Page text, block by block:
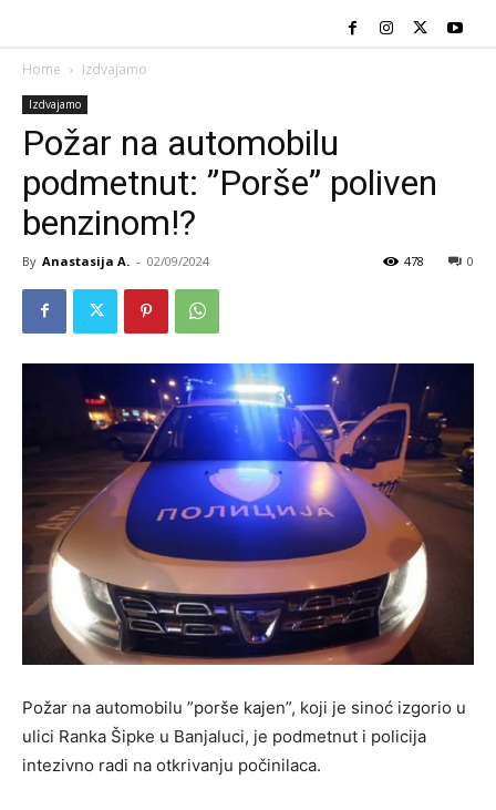
Home Izdvajamo
Izdvajamo
Požar na automobilu
podmetnut: ”Porše” poliven
benzinom!?
By Anastasija A. - 02/09/2024 0
478
Požar na automobilu ”porše kajen”, koji je sinoć izgorio u
ulici Ranka Šipke u Banjaluci, je podmetnut i policija
intezivno radi na otkrivanju počinilaca.